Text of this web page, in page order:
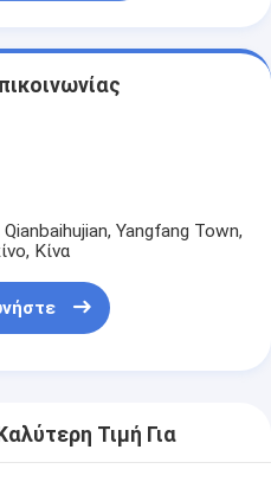
Yangfang Town,
Κίνα
Τιμή Για